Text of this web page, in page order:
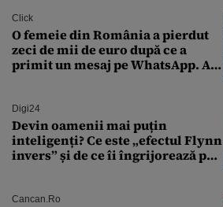
Click
O femeie din România a pierdut
zeci de mii de euro după ce a
primit un mesaj pe WhatsApp. A
Digi24
Devin oamenii mai puțin
inteligenți? Ce este „efectul Flynn
invers” și de ce îi îngrijorează pe
Cancan.ro